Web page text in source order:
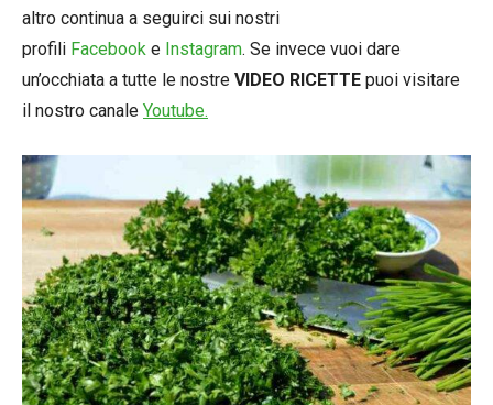
altro continua a seguirci sui nostri
profili Facebook e Instagram. Se invece vuoi dare
un’occhiata a tutte le nostre VIDEO RICETTE puoi visitare
il nostro canale Youtube.